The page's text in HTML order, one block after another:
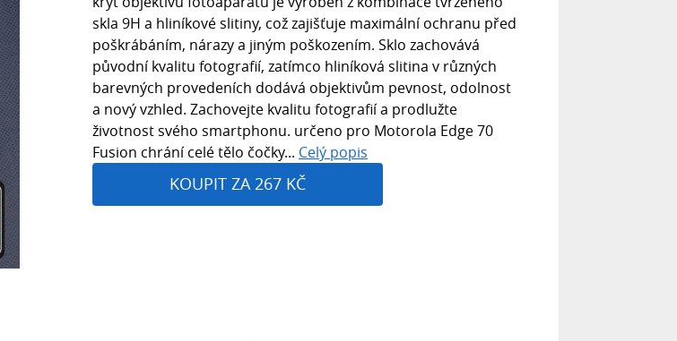
skla 9H a hliníkové slitiny, což zajišťuje maximální ochranu před
poškrábáním, nárazy a jiným poškozením. Sklo zachovává
původní kvalitu fotografií, zatímco hliníková slitina v různých
barevných provedeních dodává objektivům pevnost, odolnost
a nový vzhled. Zachovejte kvalitu fotografií a prodlužte
životnost svého smartphonu. určeno pro Motorola Edge 70
Fusion chrání celé tělo čočky... Celý popis
KOUPIT ZA 267 KČ